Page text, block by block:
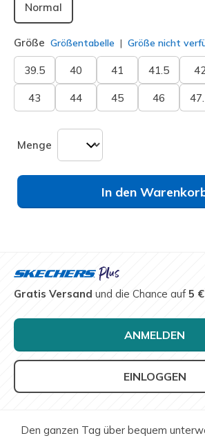
Normal
Größe Größentabelle Größe nicht
39.5 40 41 41.5
43 44 45 46
Menge
In den
Gratis Versand und die Chance auf5
ANMELDEN
EINLOGGEN
Den ganzen Tag über bequem